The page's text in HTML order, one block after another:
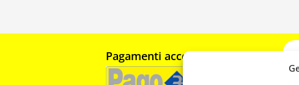
Pagamenti accettati